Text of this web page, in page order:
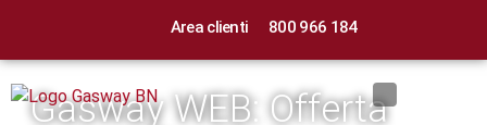
Area clienti 800 966 184
Gasway WEB: Offerta